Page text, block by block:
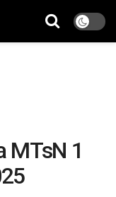
MTsN 1